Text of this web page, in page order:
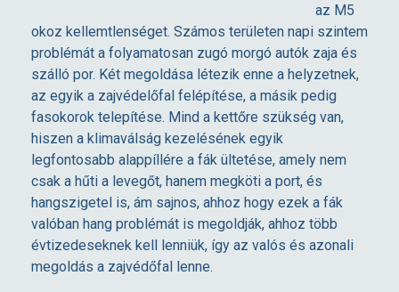
l
y
a
z
a
j
az M5
okoz kellemtlenséget. Számos területen napi szintem
problémát a folyamatosan zugó morgó autók zaja és
szálló por. Két megoldása létezik enne a helyzetnek,
az egyik a zajvédelőfal felépítése, a másik pedig
fasokorok telepítése. Mind a kettőre szükség van,
hiszen a klimaválság kezelésének egyik
legfontosabb alappíllére a fák ültetése, amely nem
csak a hűti a levegőt, hanem megköti a port, és
hangszigetel is, ám sajnos, ahhoz hogy ezek a fák
valóban hang problémát is megoldják, ahhoz több
évtizedeseknek kell lenniük, így az valós és azonali
megoldás a zajvédőfal lenne.